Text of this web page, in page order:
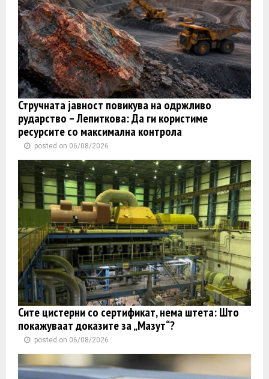
Стручната јавност повикува на одржливо
рударство – Лепиткова: Да ги користиме
ресурсите со максимална контрола
posted on 06/08/2026
Сите цистерни со сертификат, нема штета: Што
покажуваат доказите за „Мазут“?
posted on 06/08/2026